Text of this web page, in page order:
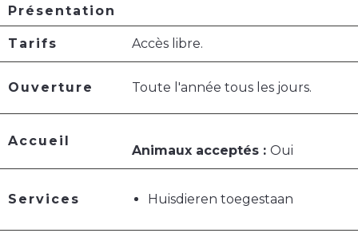
Présentation
Tarifs Accès libre.
Ouverture Toute l'année tous les jours.
Accueil
Animaux acceptés : Oui
Services Huisdieren toegestaan